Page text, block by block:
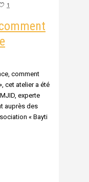
1
comment
cet atelier a été
experte
auprès des
« Bayti